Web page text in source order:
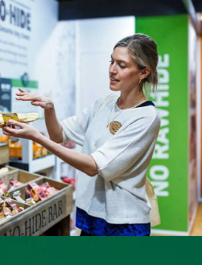
language DE
search